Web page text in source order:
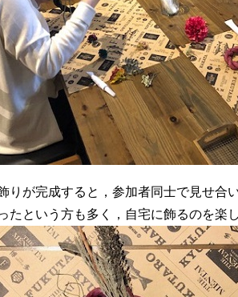
りが完成すると，参加者同士で見せ合
たという方も多く，自宅に飾るのを楽